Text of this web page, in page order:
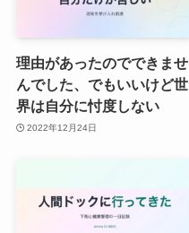
理由があったのでできませ
んでした、でもいいけど世
界は自分に忖度しない
2022年12月24日